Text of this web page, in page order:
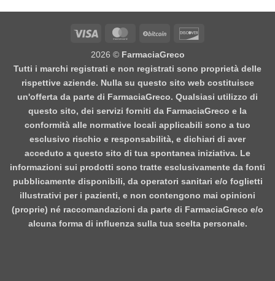
Visa MasterCardBitCoin
2026 © FarmaciaGreco
Tutti i marchi registrati e non registrati sono proprietà delle
rispettive aziende. Nulla su questo sito web costituisce
un'offerta da parte di FarmaciaGreco. Qualsiasi utilizzo di
questo sito, dei servizi forniti da FarmaciaGreco e la
conformità alle normative locali applicabili sono a tuo
esclusivo rischio e responsabilità, e dichiari di aver
acceduto a questo sito di tua spontanea iniziativa. Le
informazioni sui prodotti sono tratte esclusivamente da fonti
pubblicamente disponibili, da operatori sanitari e/o foglietti
illustrativi per i pazienti, e non contengono mai opinioni
(proprie) né raccomandazioni da parte di FarmaciaGreco e/o
alcuna forma di influenza sulla tua scelta personale.